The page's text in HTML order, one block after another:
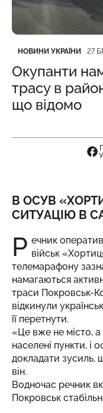
Категорія
НОВИНИ УКРАЇНИ
Дата публікації 27
Окупанти
трасу в
що відомо
У
В ОСУВ
СИТУАЦІЮ В
Р ечник
військ
телемарафону
намагаються
траси Покровськ-
відкинули
її перетнути.
«Це вже не місто, а
населені пункти, і
докладати зусиль,
він.
Водночас речник
Покровськ